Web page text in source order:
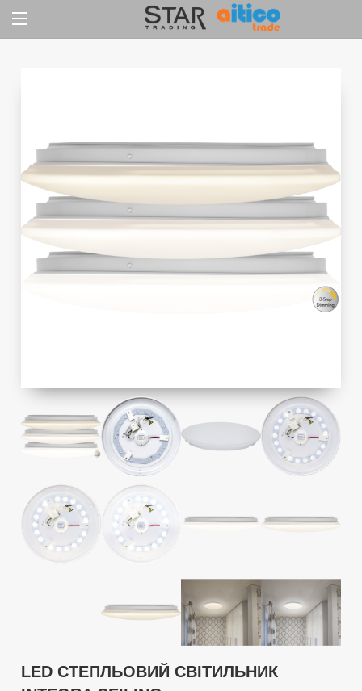
Jump
LED СТЕПЛЬОВИЙ СВІТИЛЬНИК